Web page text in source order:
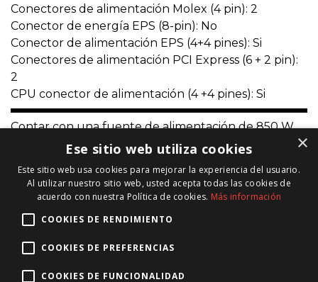
Conectores de alimentación Molex (4 pin): 2
Conector de energía EPS (8-pin): No
Conector de alimentación EPS (4+4 pines): Si
Conectores de alimentación PCI Express (6 + 2 pin):
2
CPU conector de alimentación (4 +4 pines): Si
Contar con una fuente de alimentación de 850 W
asegura que todos los componentes reciban la
eficiente. La certificación 80 Plus Gold garantiza
una alta eficiencia energética, reduciendo el
consumo y el calor generado.
Lunes a Domingo: 10:00 -
Técnico Informático
×
Ese sitio web utiliza cookies
Este sitio web usa cookies para mejorar la experiencia del usuario.
Al utilizar nuestro sitio web, usted acepta todas las cookies de
acuerdo con nuestra Política de cookies. Más información
COOKIES DE RENDIMIENTO
COOKIES DE PREFERENCIAS
COOKIES DE FUNCIONALIDAD